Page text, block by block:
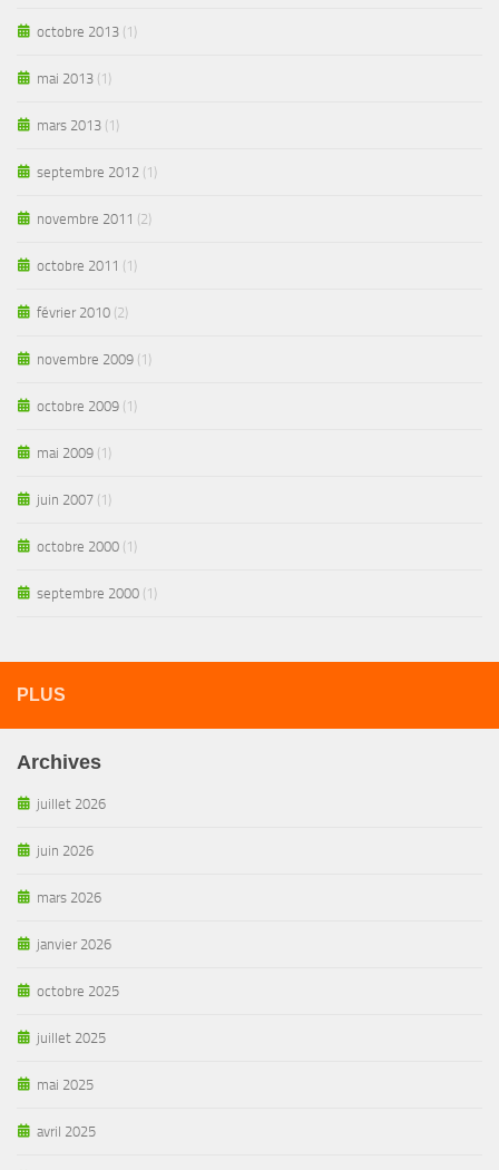
octobre 2013 (1)
mai 2013 (1)
mars 2013 (1)
septembre 2012 (1)
novembre 2011 (2)
octobre 2011 (1)
février 2010 (2)
novembre 2009 (1)
octobre 2009 (1)
mai 2009 (1)
juin 2007 (1)
octobre 2000 (1)
septembre 2000 (1)
PLUS
Archives
juillet 2026
juin 2026
mars 2026
janvier 2026
octobre 2025
juillet 2025
mai 2025
avril 2025